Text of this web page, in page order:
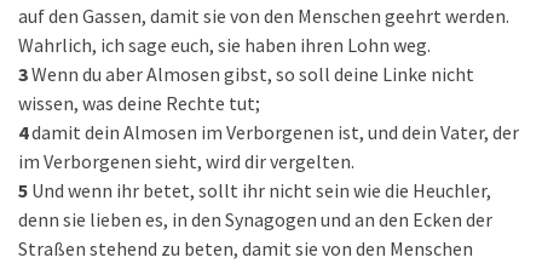
auf den Gassen, damit sie von den Menschen geehrt werden.
Wahrlich, ich sage euch, sie haben ihren Lohn weg.
3Wenn du aber Almosen gibst, so soll deine Linke nicht
wissen, was deine Rechte tut;
4damit dein Almosen im Verborgenen ist, und dein Vater, der
im Verborgenen sieht, wird dir vergelten.
5 Und wenn ihr betet, sollt ihr nicht sein wie die Heuchler,
denn sie lieben es, in den Synagogen und an den Ecken der
Straßen stehend zu beten, damit sie von den Menschen